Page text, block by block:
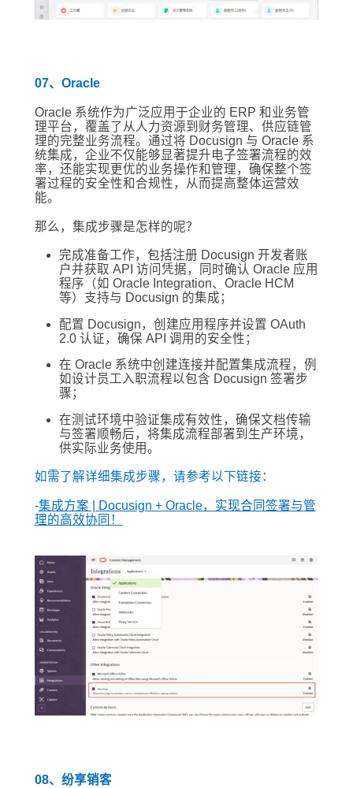
07、Oracle
Oracle 系统作为广泛应用于企业的 ERP 和业务管
理平台，覆盖了从人力资源到财务管理、供应链管
理的完整业务流程。通过将 Docusign 与 Oracle 系
统集成，企业不仅能够显著提升电子签署流程的效
率，还能实现更优的业务操作和管理，确保整个签
署过程的安全性和合规性，从而提高整体运营效
能。
那么，集成步骤是怎样的呢？
完成准备工作，包括注册 Docusign 开发者账
户并获取 API 访问凭据，同时确认 Oracle 应用
程序（如 Oracle Integration、Oracle HCM
等）支持与 Docusign 的集成；
配置 Docusign，创建应用程序并设置 OAuth
2.0 认证，确保 API 调用的安全性；
在 Oracle 系统中创建连接并配置集成流程，例
如设计员工入职流程以包含 Docusign 签署步
骤；
在测试环境中验证集成有效性，确保文档传输
与签署顺畅后，将集成流程部署到生产环境，
供实际业务使用。
如需了解详细集成步骤，请参考以下链接：
-集成方案 | Docusign + Oracle，实现合同签署与管
理的高效协同！
08、纷享销客